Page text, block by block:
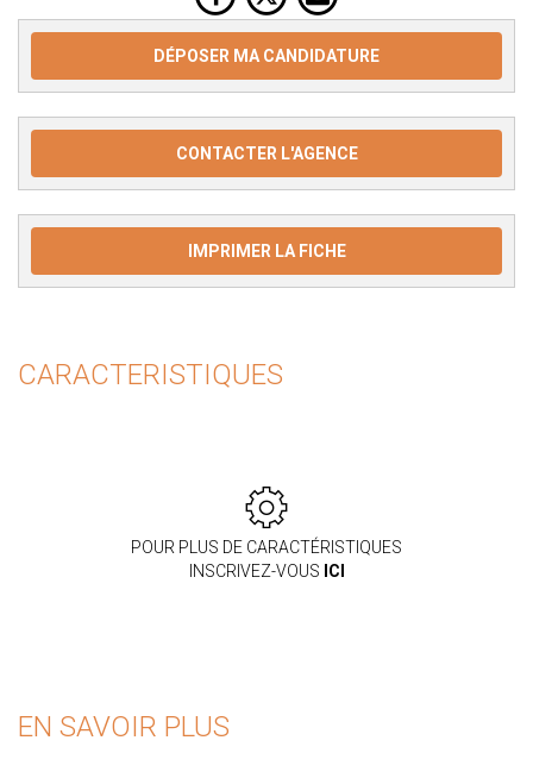
DÉPOSER MA CANDIDATURE
CONTACTER L'AGENCE
IMPRIMER LA FICHE
CARACTERISTIQUES
POUR PLUS DE CARACTÉRISTIQUES
INSCRIVEZ-VOUS ICI
EN SAVOIR PLUS